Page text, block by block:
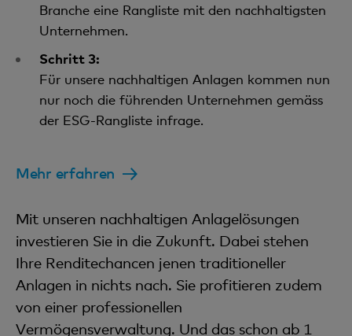
Branche eine Rangliste mit den nachhaltigsten
Unternehmen.
Schritt 3:
Für unsere nachhaltigen Anlagen kommen nun
nur noch die führenden Unternehmen gemäss
der ESG-Rangliste infrage.
Mehr erfahren
Mit unseren nachhaltigen Anlagelösungen
investieren Sie in die Zukunft. Dabei stehen
Ihre Renditechancen jenen traditioneller
Anlagen in nichts nach. Sie profitieren zudem
von einer professionellen
Vermögensverwaltung. Und das schon ab 1